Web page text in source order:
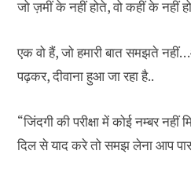
जो ज़मीं के नहीं होते, वो कहीं के नहीं
एक वो हैं, जो हमारी बात समझते
पढ़कर, दीवाना हुआ जा रहा है..
“जिंदगी की परीक्षा में कोई नम्बर
दिल से याद करे तो समझ लेना आप